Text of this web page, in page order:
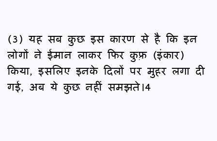
(3) यह सब कुछ इस कारण से है कि इन
लोगों ने ईमान लाकर फिर कुफ़्र (इंकार)
किया, इसलिए इनके दिलों पर मुहर लगा दी
गई, अब ये कुछ नहीं समझते।4